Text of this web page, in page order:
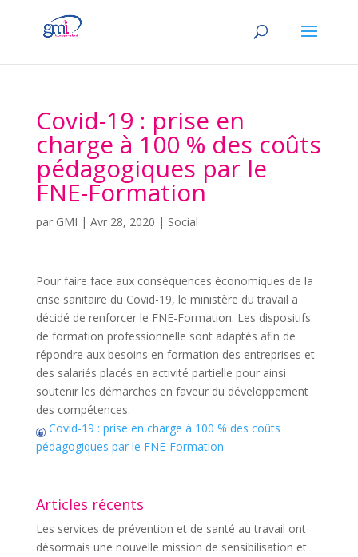
Covid-19 : prise en
charge à 100 % des coûts
pédagogiques par le
FNE-Formation
par GMI | Avr 28, 2020 | Social
Pour faire face aux conséquences économiques de la
crise sanitaire du Covid-19, le ministère du travail a
décidé de renforcer le FNE-Formation. Les dispositifs
de formation professionnelle sont adaptés afin de
répondre aux besoins en formation des entreprises et
des salariés placés en activité partielle pour ainsi
soutenir les démarches en faveur du développement
des compétences.
Covid-19 : prise en charge à 100 % des coûts
pédagogiques par le FNE-Formation
Articles récents
Les services de prévention et de santé au travail ont
désormais une nouvelle mission de sensibilisation et